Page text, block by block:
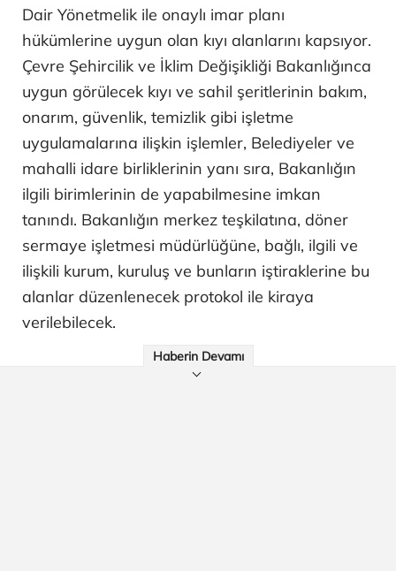
Dair Yönetmelik ile onaylı imar planı
hükümlerine uygun olan kıyı alanlarını kapsıyor.
Çevre Şehircilik ve İklim Değişikliği Bakanlığınca
uygun görülecek kıyı ve sahil şeritlerinin bakım,
onarım, güvenlik, temizlik gibi işletme
uygulamalarına ilişkin işlemler, Belediyeler ve
mahalli idare birliklerinin yanı sıra, Bakanlığın
ilgili birimlerinin de yapabilmesine imkan
tanındı. Bakanlığın merkez teşkilatına, döner
sermaye işletmesi müdürlüğüne, bağlı, ilgili ve
ilişkili kurum, kuruluş ve bunların iştiraklerine bu
alanlar düzenlenecek protokol ile kiraya
verilebilecek.
Haberin Devamı